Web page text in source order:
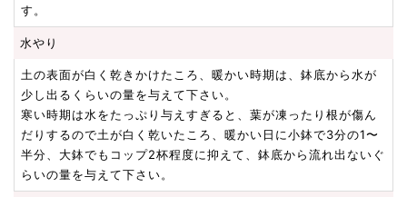
す。
水やり
土の表面が白く乾きかけたころ、暖かい時期は、鉢底から水が
少し出るくらいの量を与えて下さい。
寒い時期は水をたっぷり与えすぎると、葉が凍ったり根が傷ん
だりするので土が白く乾いたころ、暖かい日に小鉢で3分の1〜
半分、大鉢でもコップ2杯程度に抑えて、鉢底から流れ出ないぐ
らいの量を与えて下さい。